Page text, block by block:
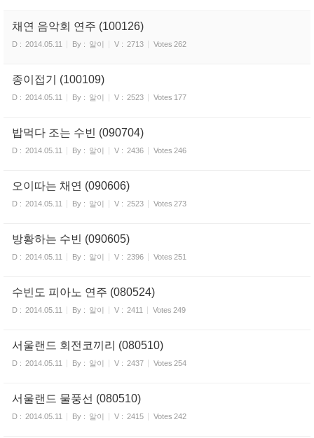
채연 음악회 연주 (100126)
D : 2014.05.11 By : 알이 V : 2713 Votes 262
종이접기 (100109)
D : 2014.05.11 By : 알이 V : 2523 Votes 177
밥먹다 조는 수빈 (090704)
D : 2014.05.11 By : 알이 V : 2436 Votes 246
오이따는 채연 (090606)
D : 2014.05.11 By : 알이 V : 2523 Votes 273
방황하는 수빈 (090605)
D : 2014.05.11 By : 알이 V : 2396 Votes 251
수빈도 피아노 연주 (080524)
D : 2014.05.11 By : 알이 V : 2411 Votes 249
서울랜드 회전코끼리 (080510)
D : 2014.05.11 By : 알이 V : 2437 Votes 254
서울랜드 물풍선 (080510)
D : 2014.05.11 By : 알이 V : 2415 Votes 242